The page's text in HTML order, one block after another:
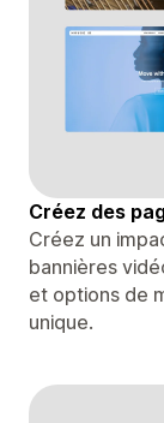
Créez des
Créez un
bannières
et options de
unique.